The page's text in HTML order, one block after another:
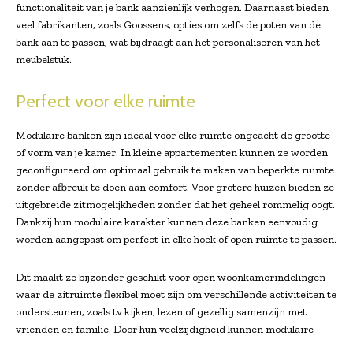
functionaliteit van je bank aanzienlijk verhogen. Daarnaast bieden
veel fabrikanten, zoals Goossens, opties om zelfs de poten van de
bank aan te passen, wat bijdraagt aan het personaliseren van het
meubelstuk.
Perfect voor elke ruimte
Modulaire banken zijn ideaal voor elke ruimte ongeacht de grootte
of vorm van je kamer. In kleine appartementen kunnen ze worden
geconfigureerd om optimaal gebruik te maken van beperkte ruimte
zonder afbreuk te doen aan comfort. Voor grotere huizen bieden ze
uitgebreide zitmogelijkheden zonder dat het geheel rommelig oogt.
Dankzij hun modulaire karakter kunnen deze banken eenvoudig
worden aangepast om perfect in elke hoek of open ruimte te passen.
Dit maakt ze bijzonder geschikt voor open woonkamerindelingen
waar de zitruimte flexibel moet zijn om verschillende activiteiten te
ondersteunen, zoals tv kijken, lezen of gezellig samenzijn met
vrienden en familie. Door hun veelzijdigheid kunnen modulaire